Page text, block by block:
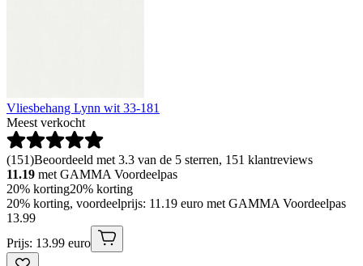
Vliesbehang Lynn wit 33-181
Meest verkocht
(151)Beoordeeld met 3.3 van de 5 sterren, 151 klantreviews
11.19 met GAMMA Voordeelpas
20% korting20% korting
20% korting, voordeelprijs: 11.19 euro met GAMMA Voordeelpas
13.99
Prijs: 13.99 euro